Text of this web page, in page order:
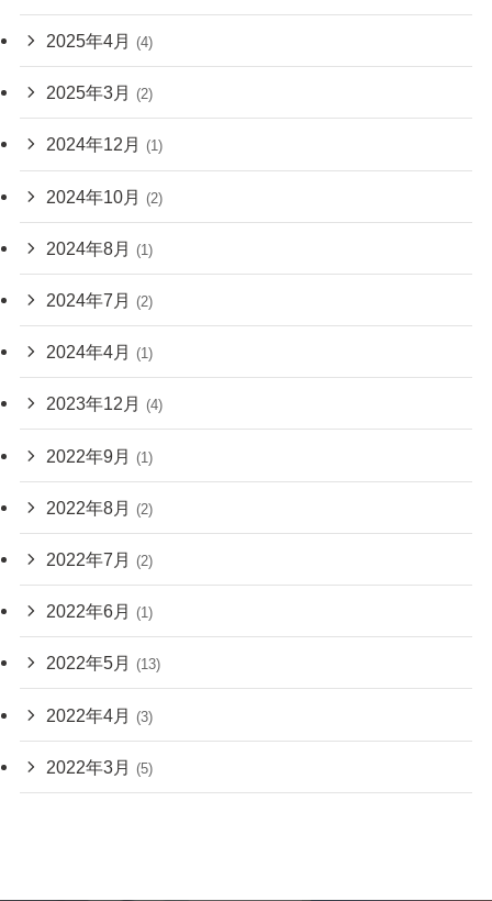
2025年4月 (4)
2025年3月 (2)
2024年12月 (1)
2024年10月 (2)
2024年8月 (1)
2024年7月 (2)
2024年4月 (1)
2023年12月 (4)
2022年9月 (1)
2022年8月 (2)
2022年7月 (2)
2022年6月 (1)
2022年5月 (13)
2022年4月 (3)
2022年3月 (5)